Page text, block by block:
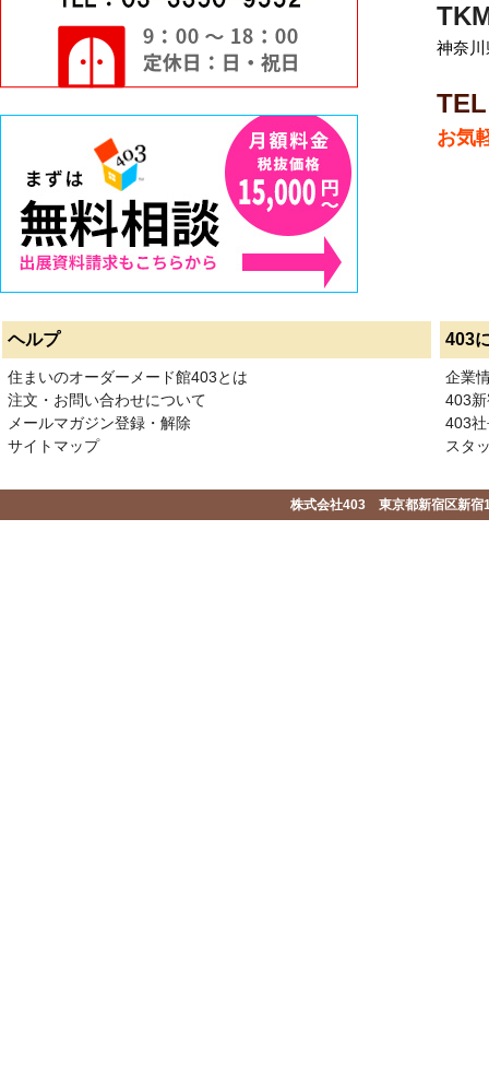
神奈
お気
ヘルプ 403
住まいのオーダーメード館403とは
注文・お問い合わせについて
メールマガジン登録・解除
サイトマップ
企業
403
403
スタ
株式会社403 東京都新宿区新